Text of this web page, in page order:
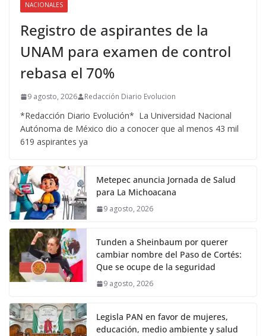
NACIONALES
Registro de aspirantes de la
UNAM para examen de control
rebasa el 70%
9 agosto, 2026 Redacción Diario Evolucion
*Redacción Diario Evolución* La Universidad Nacional
Autónoma de México dio a conocer que al menos 43 mil
619 aspirantes ya
Metepec anuncia Jornada de Salud
para La Michoacana
9 agosto, 2026
Tunden a Sheinbaum por querer
cambiar nombre del Paso de Cortés:
Que se ocupe de la seguridad
9 agosto, 2026
Legisla PAN en favor de mujeres,
educación, medio ambiente y salud